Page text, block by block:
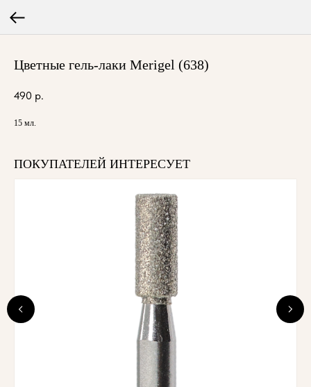
Цветные гель-лаки Merigel (638)
490 р.
15 мл.
ПОКУПАТЕЛЕЙ ИНТЕРЕСУЕТ